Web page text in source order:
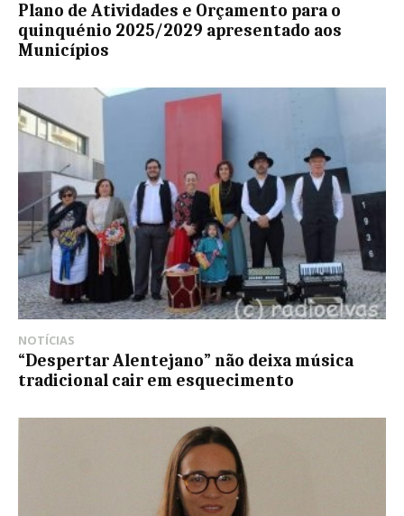
Plano de Atividades e Orçamento para o
quinquénio 2025/2029 apresentado aos
Municípios
NOTÍCIAS
“Despertar Alentejano” não deixa música
tradicional cair em esquecimento